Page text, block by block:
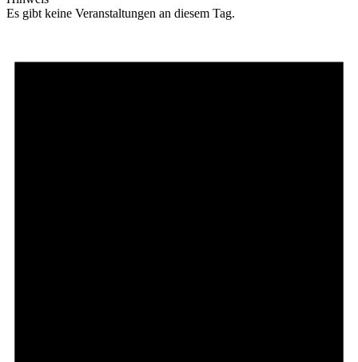
Es gibt keine Veranstaltungen an diesem Tag.